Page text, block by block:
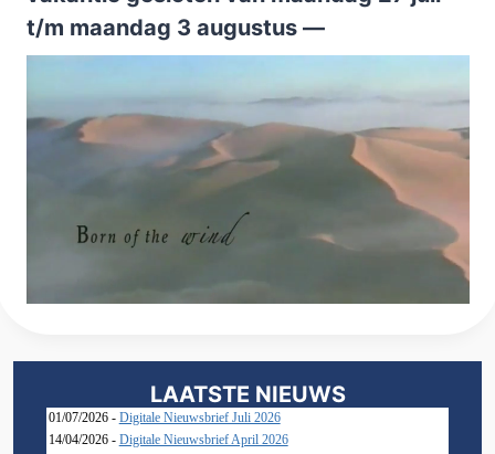
t/m maandag 3 augustus —
LAATSTE NIEUWS
01/07/2026 - Digitale Nieuwsbrief Juli 2026
14/04/2026 - Digitale Nieuwsbrief April 2026